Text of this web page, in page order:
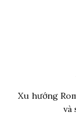
Xu hướng
và